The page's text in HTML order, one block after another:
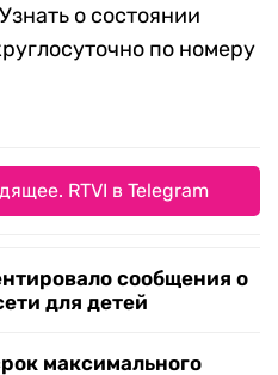
о состоянии
по номеру
RTVI в Telegram
сообщения о
для детей
максимального